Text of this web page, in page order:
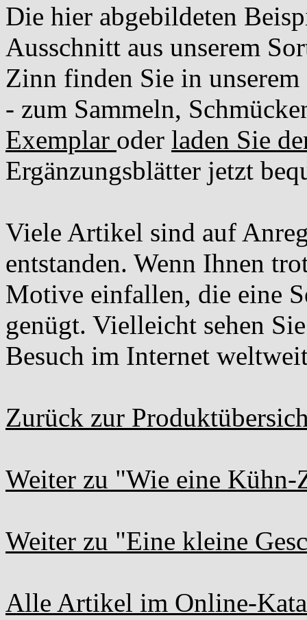
Die hier abgebildeten
Ausschnitt aus unserem
Zinn finden Sie in
- zum Sammeln,
Exemplar oder laden Sie
Ergänzungsblätter jetzt
Viele Artikel sind auf
entstanden. Wenn Ihnen
Motive einfallen, die eine
genügt. Vielleicht sehen
Besuch im Internet
Zurück zur
Weiter zu "Wie eine
Weiter zu "Eine kleine
Alle Artikel im Online-